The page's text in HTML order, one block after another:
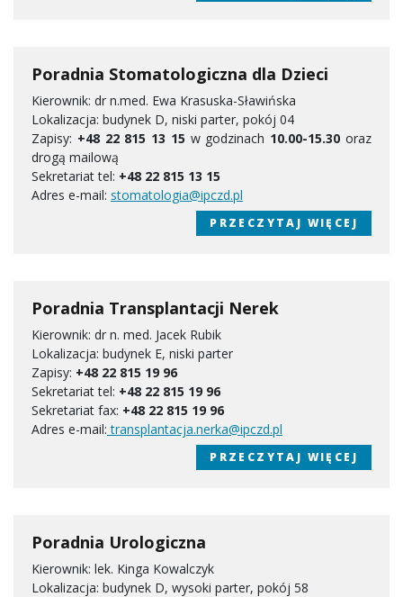
Poradnia Stomatologiczna dla Dzieci
Kierownik: dr n.med. Ewa Krasuska-Sławińska
Lokalizacja: budynek D, niski parter, pokój 04
Zapisy: +48 22 815 13 15 w godzinach 10.00-15.30 oraz
drogą mailową
Sekretariat tel: +48 22 815 13 15
Adres e-mail: stomatologia@ipczd.pl
PRZECZYTAJ WIĘCEJ
Poradnia Transplantacji Nerek
Kierownik: dr n. med. Jacek Rubik
Lokalizacja: budynek E, niski parter
Zapisy: +48 22 815 19 96
Sekretariat tel: +48 22 815 19 96
Sekretariat fax: +48 22 815 19 96
Adres e-mail: transplantacja.nerka@ipczd.pl
PRZECZYTAJ WIĘCEJ
Poradnia Urologiczna
Kierownik: lek. Kinga Kowalczyk
Lokalizacja: budynek D, wysoki parter, pokój 58